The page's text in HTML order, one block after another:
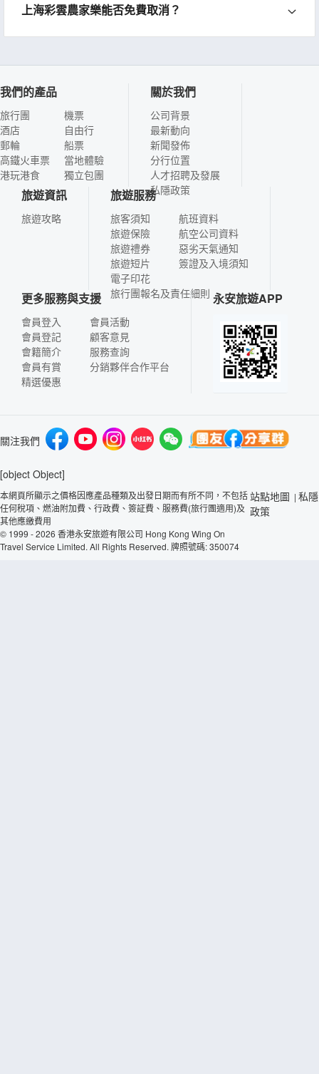
上海彩雲農家樂能否免費取消？
我們的產品
旅行團
酒店
郵輪
高鐵火車票
港玩港食
機票
自由行
船票
當地體驗
獨立包團
關於我們
公司背景
最新動向
新聞發佈
分行位置
人才招聘及發展
私隱政策
旅遊資訊
旅遊攻略
旅遊服務
旅客須知
旅遊保險
旅遊禮券
旅遊短片
電子印花
航班資料
航空公司資料
惡劣天氣通知
簽證及入境須知
旅行團報名及責任細則
更多服務與支援
會員登入
會員登記
會籍簡介
會員有賞
精選優惠
會員活動
顧客意見
服務查詢
分銷夥伴合作平台
永安旅遊APP
關注我們
[object Object]
本網頁所顯示之價格因應產品種類及出發日期而有所不同，不包括
任何稅項、燃油附加費、行政費、簽証費、服務費(旅行團適用)及
其他應繳費用
© 1999 - 2026 香港永安旅遊有限公司 Hong Kong Wing On
Travel Service Limited. All Rights Reserved. 牌照號碼: 350074
站點地圖 | 私隱
政策